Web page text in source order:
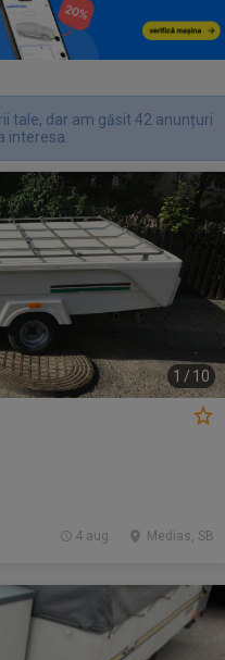
tale, dar am găsit 42 anunțuri
interesa.
1 / 10
Medias, SB
4 aug.